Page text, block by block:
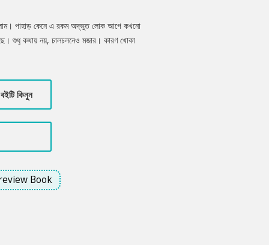
পাহাড় কেনে এ রকম অদ্ভুত লোক আগে কখনো
শুধু কথায় নয়, চালচলনেও মজার। কারণ খোকা
নেই, কিছু মানুষের স্বভাব বদলায় বলেই
বইটি কিনুন
Book